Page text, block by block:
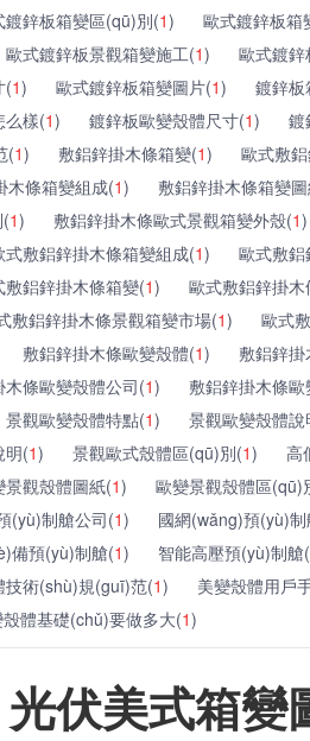
鍍鋅板箱變區(qū)別(1)
歐式鍍鋅板
歐式鍍鋅板景觀箱變施工(1)
歐式鍍
(1) 歐式鍍鋅板箱變圖片(1)
鍍鋅
么樣(1) 鍍鋅板歐變殼體尺寸(1)
鍍
(1) 敷鋁鋅掛木條箱變(1)
歐式敷
木條箱變組成(1)
敷鋁鋅掛木條箱變
1) 敷鋁鋅掛木條歐式景觀箱變外殼(1)
式敷鋁鋅掛木條箱變組成(1)
歐式敷
敷鋁鋅掛木條箱變(1)
歐式敷鋁鋅掛
敷鋁鋅掛木條景觀箱變市場(1)
歐式
敷鋁鋅掛木條歐變殼體(1)
敷鋁鋅
木條歐變殼體公司(1)
敷鋁鋅掛木條
景觀歐變殼體特點(1)
景觀歐變殼體說
明(1) 景觀歐式殼體區(qū)別(1)
高
景觀殼體圖紙(1)
歐變景觀殼體區(qū)
(yù)制艙公司(1)
國網(wǎng)預(yù)
備預(yù)制艙(1)
智能高壓預(yù)制艙(
技術(shù)規(guī)范(1)
美變殼體用戶
殼體基礎(chǔ)要做多大(1)
伏美式箱變